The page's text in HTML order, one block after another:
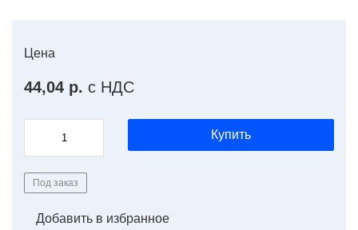
Цена
44,04 р. с НДС
Купить
Под заказ
Добавить в избранное